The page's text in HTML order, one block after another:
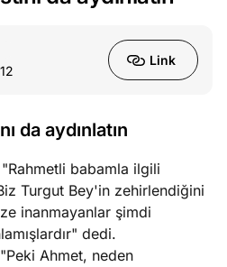
Link
da aydınlatın
babamla ilgili
Turgut Bey'in zehirlendiğini
inanmayanlar şimdi
dedi.
Ahmet, neden